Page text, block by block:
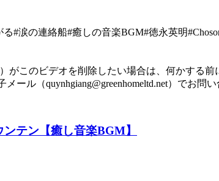
#涙の連絡船#癒しの音楽BGM#徳永英明
このビデオを削除したい場合は、何かする前
ル（quynhgiang@greenhomeltd.net）でお問い
テン【癒し音楽BGM】